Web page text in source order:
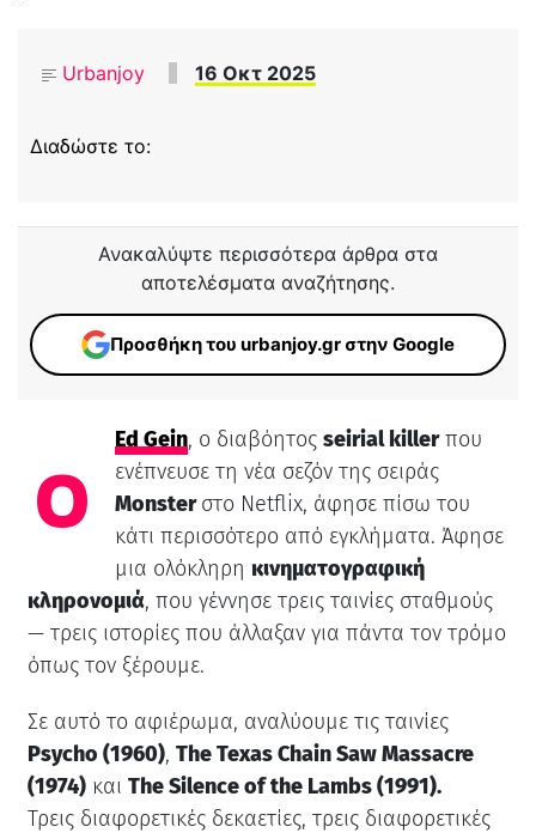
Urbanjoy 16 Οκτ 2025
Διαδώστε το:
Ανακαλύψτε περισσότερα άρθρα στα
αποτελέσματα αναζήτησης.
Προσθήκη του urbanjoy.gr στην Google
Ο
Ed Gein, ο διαβόητος seirial killerπου
ενέπνευσε τη νέα σεζόν της σειράς
Monster στο Netflix, άφησε πίσω του
κάτι περισσότερο από εγκλήματα. Άφησε
μια ολόκληρη κινηματογραφική
κληρονομιά, που γέννησε τρεις ταινίες σταθμούς
— τρεις ιστορίες που άλλαξαν για πάντα τον τρόμο
όπως τον ξέρουμε.
Σε αυτό το αφιέρωμα, αναλύουμε τις ταινίες
Psycho (1960), The Texas Chain Saw Massacre
(1974)και The Silence of the Lambs (1991).
Τρεις διαφορετικές δεκαετίες, τρεις διαφορετικές